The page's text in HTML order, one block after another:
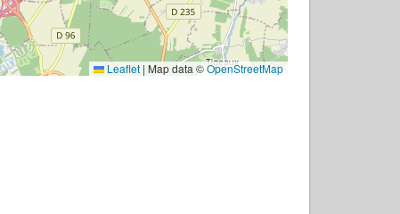
Leaflet | Map data ©OpenStreetMap